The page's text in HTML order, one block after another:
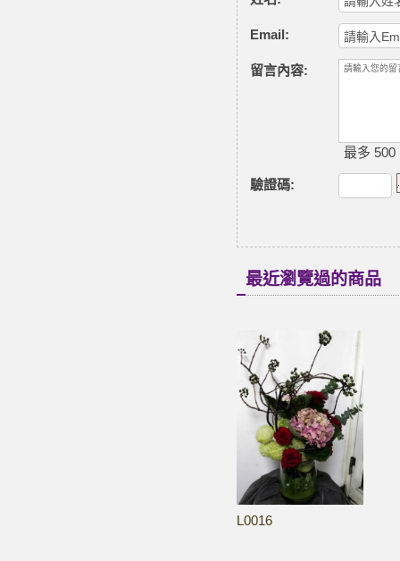
Email:
留言內容:
最多 500
驗證碼:
最近瀏覽過的商品
L0016